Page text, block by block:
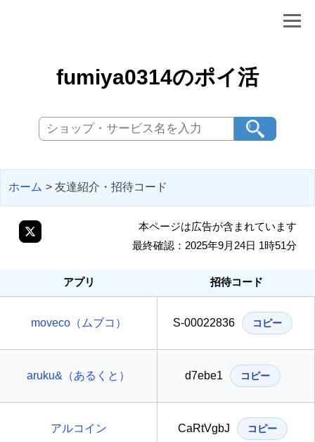
fumiya0314のポイ活
ホーム > 友達紹介・招待コード
本ページは広告が含まれています
最終確認：2025年9月24日 1時51分
アプリ 招待コード
moveco（ムブコ） S-00022836 コピー
aruku&（あるくと） d7ebe1 コピー
アルコイン CaRtVgbJ コピー